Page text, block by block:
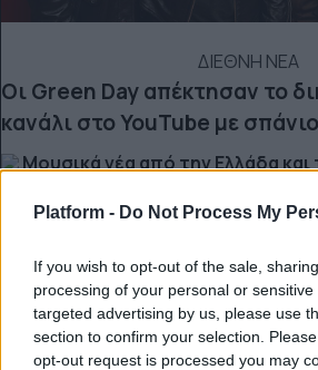
Platform - Do Not Process My
If you wish to opt-out of the sale,
processing of your personal or
targeted advertising by us, please use
section to confirm your selection.
opt-out request is processed you may
ΔΙΕΘΝΗ ΝΕΑ
Οι Green Day απέκτησαν το
κανάλι στο YouTube με
Μουσικά νέα από την Ελλάδα και